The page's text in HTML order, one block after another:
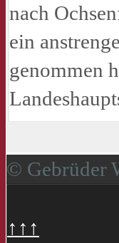
nach
ein
genommen
© Gebrüder
↑↑↑